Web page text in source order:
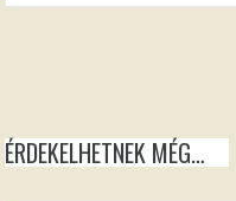
ÉRDEKELHETNEK MÉG…